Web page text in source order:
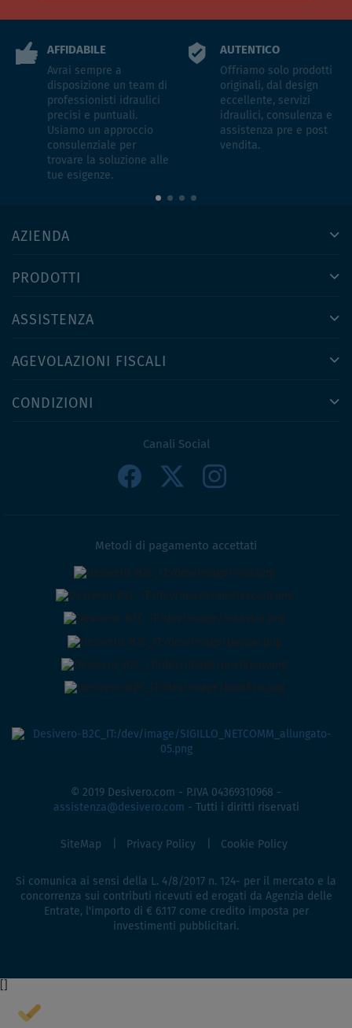
AFFIDABILE
Avrai sempre a
disposizione un team di
professionisti idraulici
precisi e puntuali.
Usiamo un approccio
consulenziale per
trovare la soluzione alle
tue esigenze.
AUTENTICO
Offriamo solo prodotti
originali, dal design
eccellente, servizi
idraulici, consulenza e
assistenza pre e post
vendita.
AZIENDA
PRODOTTI
ASSISTENZA
AGEVOLAZIONI FISCALI
CONDIZIONI
Canali Social
Metodi di pagamento accettati
© 2019 Desivero.com - P.IVA 04369310968 -
assistenza@desivero.com - Tutti i diritti riservati
SiteMap Privacy Policy Cookie Policy
Si comunica ai sensi della L. 4/8/2017 n. 124- per il mercato e la
concorrenza sui contributi ricevuti ed erogati da Agenzia delle
Entrate, l'importo di € 6.117 come credito imposta per
investimenti pubblicitari.